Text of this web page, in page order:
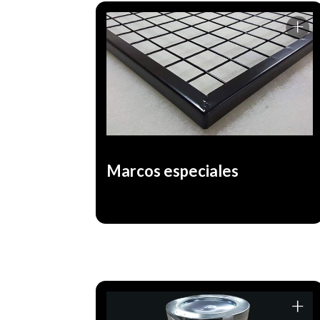
Marcos especiales
Diseñados a medida del cliente para
reducir drásticamente los costos de
reposición de los filtros descartables
mediante un marco fabricado con
materiales de gran resistencia de 25 o 47
mm de espesor. Este marco sirve para
acuerdo a la necesidad del cliente.
Telas 100% Poliester, blend, anti estáticas,